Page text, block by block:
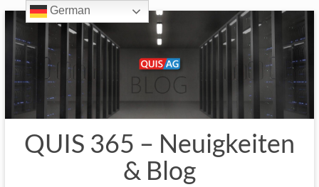
Inhalt
springen
QUIS 365 – Neuigkeiten
& Blog
German